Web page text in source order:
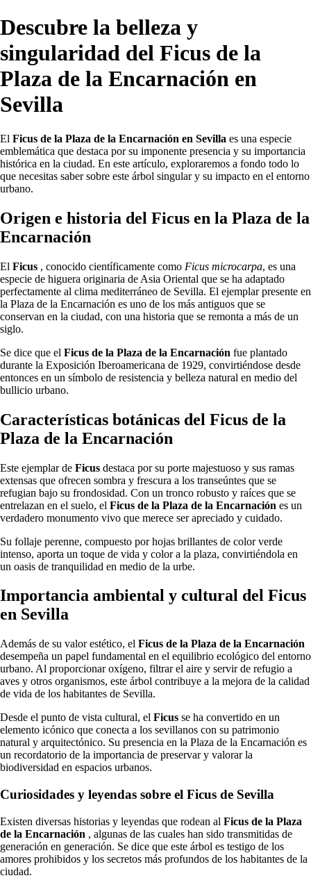
Descubre la belleza y
singularidad del Ficus de la
Plaza de la Encarnación en
Sevilla
El Ficus de la Plaza de la Encarnación en Sevilla es una especie
emblemática que destaca por su imponente presencia y su importancia
histórica en la ciudad. En este artículo, exploraremos a fondo todo lo
que necesitas saber sobre este árbol singular y su impacto en el entorno
urbano.
Origen e historia del Ficus en la Plaza de la
Encarnación
El Ficus , conocido científicamente como Ficus microcarpa, es una
especie de higuera originaria de Asia Oriental que se ha adaptado
perfectamente al clima mediterráneo de Sevilla. El ejemplar presente en
la Plaza de la Encarnación es uno de los más antiguos que se
conservan en la ciudad, con una historia que se remonta a más de un
siglo.
Se dice que el Ficus de la Plaza de la Encarnación fue plantado
durante la Exposición Iberoamericana de 1929, convirtiéndose desde
entonces en un símbolo de resistencia y belleza natural en medio del
bullicio urbano.
Características botánicas del Ficus de la
Plaza de la Encarnación
Este ejemplar de Ficus destaca por su porte majestuoso y sus ramas
extensas que ofrecen sombra y frescura a los transeúntes que se
refugian bajo su frondosidad. Con un tronco robusto y raíces que se
entrelazan en el suelo, el Ficus de la Plaza de la Encarnación es un
verdadero monumento vivo que merece ser apreciado y cuidado.
Su follaje perenne, compuesto por hojas brillantes de color verde
intenso, aporta un toque de vida y color a la plaza, convirtiéndola en
un oasis de tranquilidad en medio de la urbe.
Importancia ambiental y cultural del Ficus
en Sevilla
Además de su valor estético, el Ficus de la Plaza de la Encarnación
desempeña un papel fundamental en el equilibrio ecológico del entorno
urbano. Al proporcionar oxígeno, filtrar el aire y servir de refugio a
aves y otros organismos, este árbol contribuye a la mejora de la calidad
de vida de los habitantes de Sevilla.
Desde el punto de vista cultural, el Ficus se ha convertido en un
elemento icónico que conecta a los sevillanos con su patrimonio
natural y arquitectónico. Su presencia en la Plaza de la Encarnación es
un recordatorio de la importancia de preservar y valorar la
biodiversidad en espacios urbanos.
Curiosidades y leyendas sobre el Ficus de Sevilla
Existen diversas historias y leyendas que rodean al Ficus de la Plaza
de la Encarnación , algunas de las cuales han sido transmitidas de
generación en generación. Se dice que este árbol es testigo de los
amores prohibidos y los secretos más profundos de los habitantes de la
ciudad.